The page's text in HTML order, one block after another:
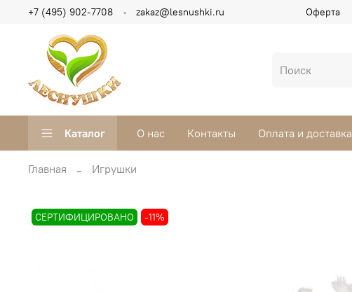
Оферта
+7 (495) 902-7708 zakaz@lesnushki.ru
Каталог О нас Контакты Оплата и доставка
Главная Игрушки
СЕРТИФИЦИРОВАНО -11%